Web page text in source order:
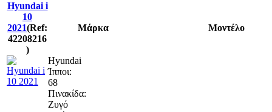
Hyundai i
10
2021(Ref:
42208216
)
Μάρκα Μοντέλο
Hyundai
Ίπποι:
68
Πινακίδα:
Ζυγό